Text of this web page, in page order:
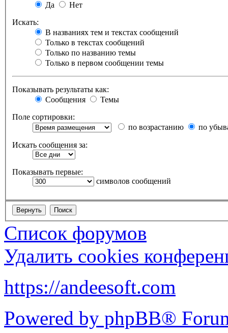
Да
Нет
Искать:
В названиях тем и текстах сообщений
Только в текстах сообщений
Только по названию темы
Только в первом сообщении темы
Показывать результаты как:
Сообщения
Темы
Поле сортировки:
по возрастанию
по
Искать сообщения за:
Показывать первые:
символов сообщений
Список форумов
Удалить cookies
https://andeesoft.com
Powered by phpBB®